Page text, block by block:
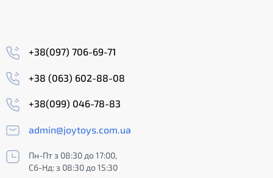
+38(097) 706-69-71
+38 (063) 602-88-08
+38(099) 046-78-83
admin@joytoys.com.ua
Пн-Пт з 08:30 до 17:00,
Сб-Нд: з 08:30 до 15:30